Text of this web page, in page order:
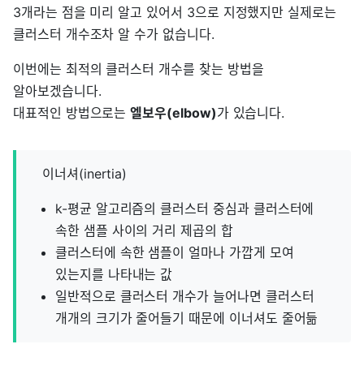
3개라는 점을 미리 알고 있어서 3으로 지정했지만 실제로는
클러스터 개수조차 알 수가 없습니다.
이번에는 최적의 클러스터 개수를 찾는 방법을
알아보겠습니다.
대표적인 방법으로는엘보우(elbow)가 있습니다.
이너셔(inertia)
k-평균 알고리즘의 클러스터 중심과 클러스터에
속한 샘플 사이의 거리 제곱의 합
클러스터에 속한 샘플이 얼마나 가깝게 모여
있는지를 나타내는 값
일반적으로 클러스터 개수가 늘어나면 클러스터
개개의 크기가 줄어들기 때문에 이너셔도 줄어듦